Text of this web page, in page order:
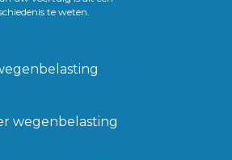
te weten.
wegenbelasting